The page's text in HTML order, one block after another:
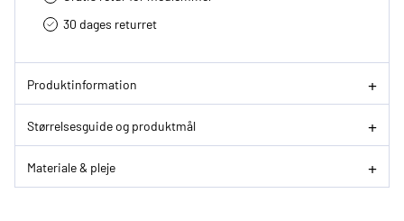
30 dages returret
Produktinformation
Størrelsesguide og produktmål
Materiale & pleje